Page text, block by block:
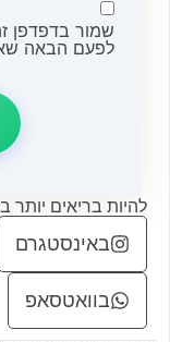
שמור בדפדפן
לפעם הבאה
להיות בריאים יותר
באינסטגרם
בוואטסאפ